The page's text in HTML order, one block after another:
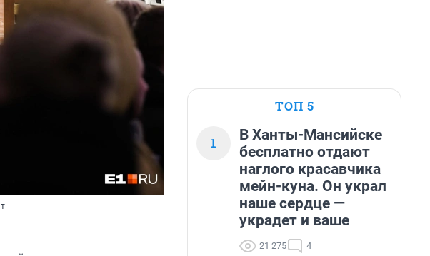
ТОП 5
1
В Ханты-Мансийске
бесплатно отдают
наглого красавчика
мейн-куна. Он украл
наше сердце —
украдет и ваше
21 275 4